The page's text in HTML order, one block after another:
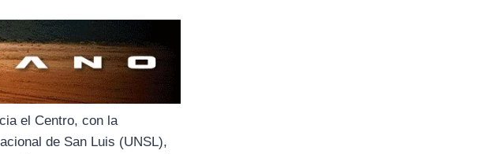
el Centro, con la
de San Luis (UNSL),